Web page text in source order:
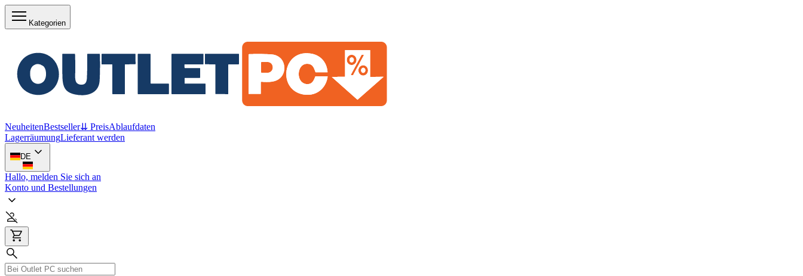
Kategorien
NeuheitenBestseller⇊ PreisAblaufdaten
LagerräumungLieferant werden
DE
Hallo, melden Sie sich an
Konto und Bestellungen